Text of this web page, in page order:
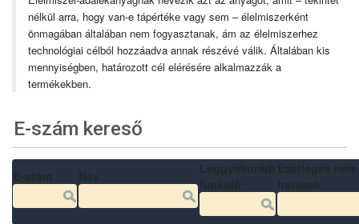
nélkül arra, hogy van-e tápértéke vagy sem – élelmiszerként
önmagában általában nem fogyasztanak, ám az élelmiszerhez
technológiai célból hozzáadva annak részévé válik. Általában kis
mennyiségben, határozott cél elérésére alkalmazzák a
termékekben.
E-szám kereső